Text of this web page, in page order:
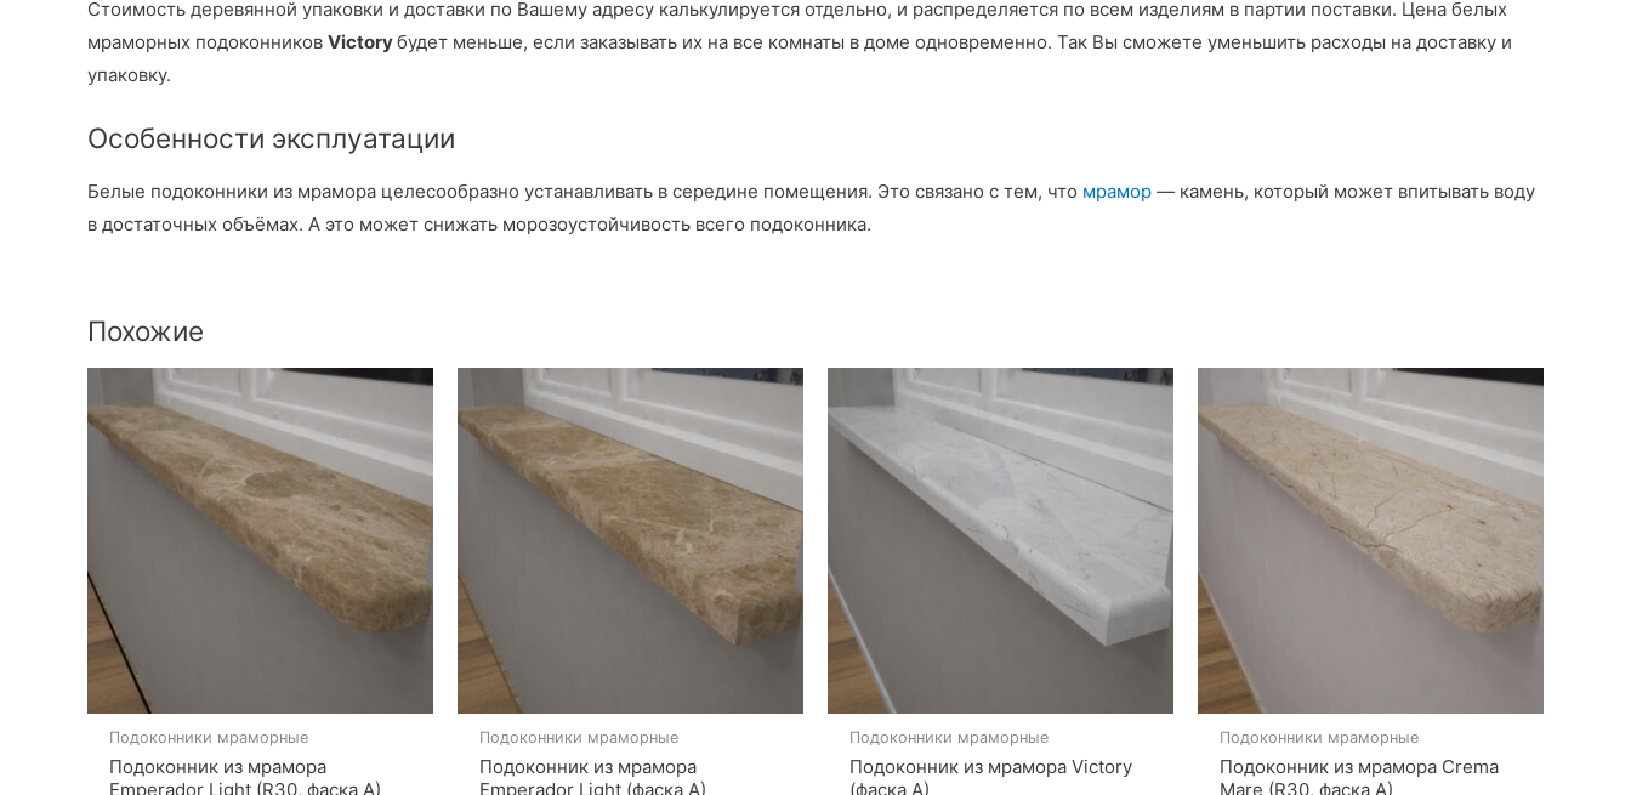
Стоимость деревянной упаковки и доставки по Вашему адресу калькулируется отдельно, и распределяется по всем изделиям в партии поставки. Цена белых
мраморных подоконников Victoryбудет меньше, если заказывать их на все комнаты в доме одновременно. Так Вы сможете уменьшить расходы на доставку и
упаковку.
Особенности эксплуатации
Белые подоконники из мрамора целесообразно устанавливать в середине помещения. Это связано с тем, что мрамор — камень, который может впитывать воду
в достаточных объёмах. А это может снижать морозоустойчивость всего подоконника.
Похожие
Подоконники мраморные
Подоконник из мрамора
Emperador Light (R30, фаска A)
Подоконники мраморные
Подоконник из мрамора
Emperador Light (фаска A)
Подоконники мраморные
Подоконник из мрамора Victory
(фаска A)
Подоконники мраморные
Подоконник из мрамора Crema
Mare (R30, фаска A)